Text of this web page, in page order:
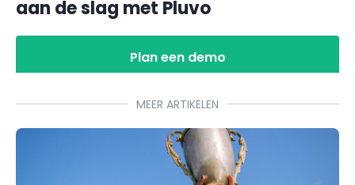
aan de slag met Pluvo
Plan een demo
MEER ARTIKELEN